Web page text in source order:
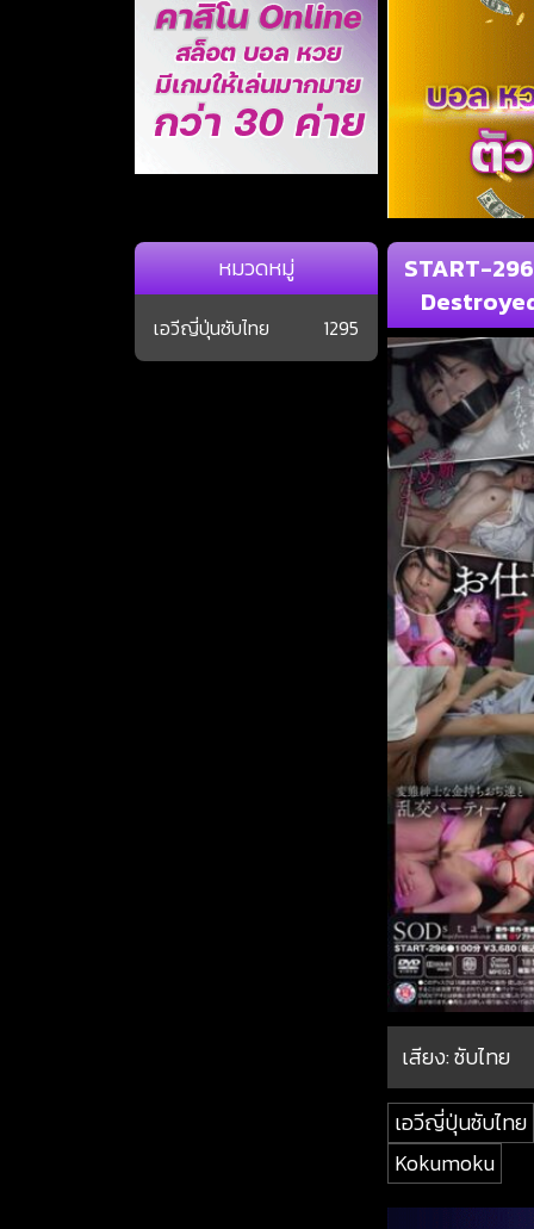
START-
เสียง: ซับไทย
เอวีญี่ปุ่นซับไทย
Kokumoku
หมวดหมู่
เอวีญี่ปุ่นซับไทย 1295